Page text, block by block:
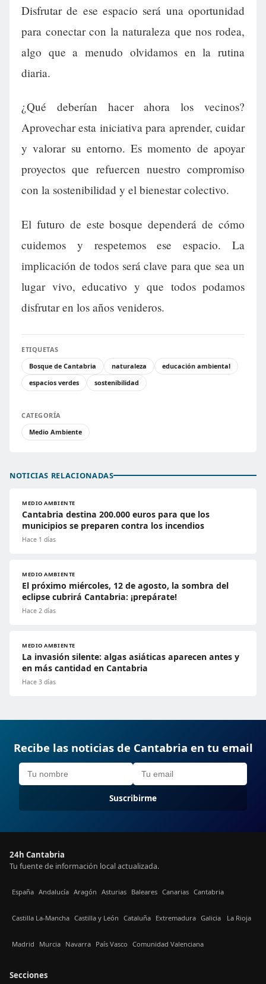
Disfrutar de ese espacio será una oportunidad
para conectar con la naturaleza que nos rodea,
algo que a menudo olvidamos en la rutina
diaria.
¿Qué deberían hacer ahora los vecinos?
Aprovechar esta iniciativa para aprender, cuidar
y valorar su entorno. Es momento de apoyar
proyectos que refuercen nuestro compromiso
con la sostenibilidad y el bienestar colectivo.
El futuro de este bosque dependerá de cómo
cuidemos y respetemos ese espacio. La
implicación de todos será clave para que sea un
lugar vivo, educativo y que todos podamos
disfrutar en los años venideros.
ETIQUETAS
Bosque de Cantabria
naturaleza
educación ambiental
espacios verdes
sostenibilidad
CATEGORÍA
Medio Ambiente
NOTICIAS RELACIONADAS
MEDIO AMBIENTE
Cantabria destina 200.000 euros para que los
municipios se preparen contra los incendios
Hace 1 días
MEDIO AMBIENTE
El próximo miércoles, 12 de agosto, la sombra del
eclipse cubrirá Cantabria: ¡prepárate!
Hace 2 días
MEDIO AMBIENTE
La invasión silente: algas asiáticas aparecen antes y
en más cantidad en Cantabria
Hace 3 días
Recibe las noticias de Cantabria en tu email
Suscribirme
24h Cantabria
Tu fuente de información local actualizada.
España Andalucía Aragón Asturias Baleares Canarias Cantabria
Castilla La-Mancha Castilla y León Cataluña Extremadura Galicia La Rioja
Madrid Murcia Navarra País Vasco Comunidad Valenciana
Secciones